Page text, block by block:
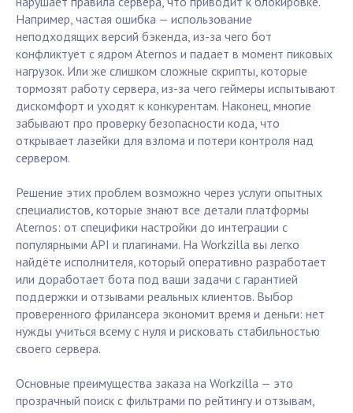
Например, частая ошибка — использование
неподходящих версий бэкенда, из-за чего бот
конфликтует с ядром Aternos и падает в момент пиковых
нагрузок. Или же слишком сложные скрипты, которые
тормозят работу сервера, из-за чего геймеры испытывают
дискомфорт и уходят к конкурентам. Наконец, многие
забывают про проверку безопасности кода, что
открывает лазейки для взлома и потери контроля над
сервером.
Решение этих проблем возможно через услуги опытных
специалистов, которые знают все детали платформы
Aternos: от специфики настройки до интеграции с
популярными API и плагинами. На Workzilla вы легко
найдёте исполнителя, который оперативно разработает
или доработает бота под ваши задачи с гарантией
поддержки и отзывами реальных клиентов. Выбор
проверенного фрилансера экономит время и деньги: нет
нужды учиться всему с нуля и рисковать стабильностью
своего сервера.
Основные преимущества заказа на Workzilla — это
прозрачный поиск с фильтрами по рейтингу и отзывам,